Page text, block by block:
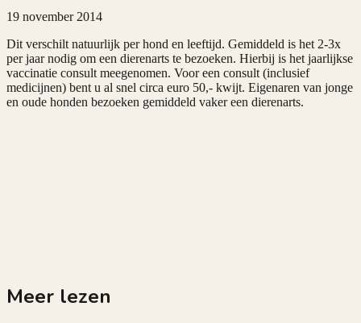
19 november 2014
Dit verschilt natuurlijk per hond en leeftijd. Gemiddeld is het 2-3x
per jaar nodig om een dierenarts te bezoeken. Hierbij is het jaarlijkse
vaccinatie consult meegenomen. Voor een consult (inclusief
medicijnen) bent u al snel circa euro 50,- kwijt. Eigenaren van jonge
en oude honden bezoeken gemiddeld vaker een dierenarts.
Meer lezen